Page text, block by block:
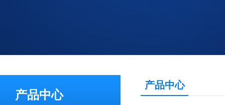
产品中心
产品中心